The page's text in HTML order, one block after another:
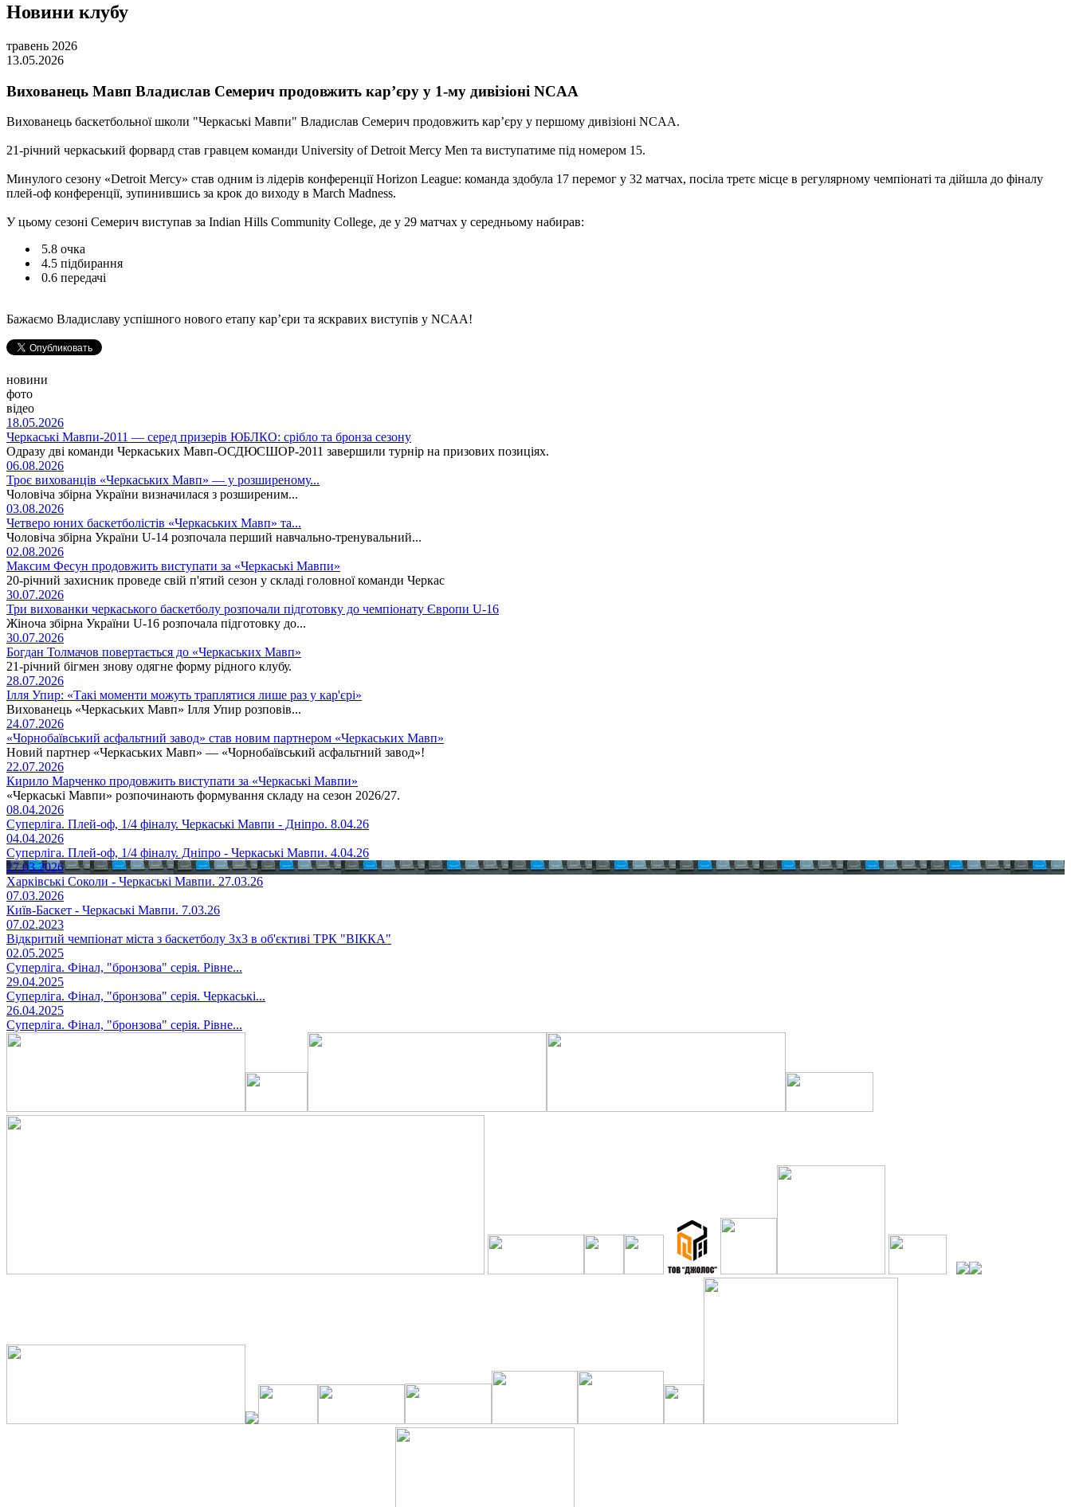
Новини клубу
травень 2026
13.05.2026
Вихованець Мавп Владислав Семерич продовжить кар’єру у 1-му дивізіоні NCAA
Вихованець баскетбольної школи "Черкаські Мавпи" Владислав Семерич продовжить кар’єру у першому дивізіоні NCAA.
21-річний черкаський форвард став гравцем команди University of Detroit Mercy Men та виступатиме під номером 15.
Минулого сезону «Detroit Mercy» став одним із лідерів конференції Horizon League: команда здобула 17 перемог у 32 матчах, посіла третє місце в регулярному чемпіонаті та дійшла до фіналу
плей-оф конференції, зупинившись за крок до виходу в March Madness.
У цьому сезоні Семерич виступав за Indian Hills Community College, де у 29 матчах у середньому набирав:
5.8 очка
4.5 підбирання
0.6 передачі
Бажаємо Владиславу успішного нового етапу кар’єри та яскравих виступів у NCAA!
новини
фото
відео
18.05.2026
Черкаські Мавпи-2011 — серед призерів ЮБЛКО: срібло та бронза сезону
Одразу дві команди Черкаських Мавп-ОСДЮСШОР-2011 завершили турнір на призових позиціях.
06.08.2026
Троє вихованців «Черкаських Мавп» — у розширеному...
Чоловіча збірна України визначилася з розширеним...
03.08.2026
Четверо юних баскетболістів «Черкаських Мавп» та...
Чоловіча збірна України U-14 розпочала перший навчально-тренувальний...
02.08.2026
Максим Фесун продовжить виступати за «Черкаські Мавпи»
20-річний захисник проведе свій п'ятий сезон у складі головної команди Черкас
30.07.2026
Три вихованки черкаського баскетболу розпочали підготовку до чемпіонату Європи U-16
Жіноча збірна України U-16 розпочала підготовку до...
30.07.2026
Богдан Толмачов повертається до «Черкаських Мавп»
21-річний бігмен знову одягне форму рідного клубу.
28.07.2026
Ілля Упир: «Такі моменти можуть траплятися лише раз у кар'єрі»
Вихованець «Черкаських Мавп» Ілля Упир розповів...
24.07.2026
«Чорнобаївський асфальтний завод» став новим партнером «Черкаських Мавп»
Новий партнер «Черкаських Мавп» — «Чорнобаївський асфальтний завод»!
22.07.2026
Кирило Марченко продовжить виступати за «Черкаські Мавпи»
«Черкаські Мавпи» розпочинають формування складу на сезон 2026/27.
08.04.2026
Суперліга. Плей-оф, 1/4 фіналу. Черкаські Мавпи - Дніпро. 8.04.26
04.04.2026
Суперліга. Плей-оф, 1/4 фіналу. Дніпро - Черкаські Мавпи. 4.04.26
27.03.2026
Харківські Соколи - Черкаські Мавпи. 27.03.26
07.03.2026
Київ-Баскет - Черкаські Мавпи. 7.03.26
07.02.2023
Відкритий чемпіонат міста з баскетболу 3х3 в об'єктиві ТРК "ВІККА"
02.05.2025
Суперліга. Фінал, "бронзова" серія. Рівне...
29.04.2025
Суперліга. Фінал, "бронзова" серія. Черкаські...
26.04.2025
Суперліга. Фінал, "бронзова" серія. Рівне...